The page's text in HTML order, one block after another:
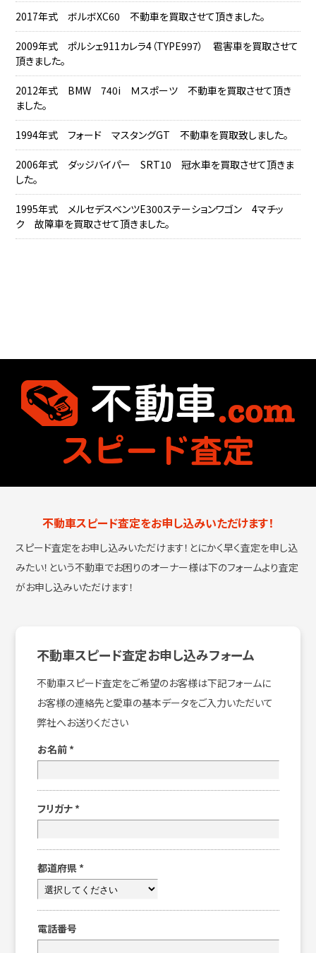
2017年式 ボルボXC60 不動車を買取させて頂きました。
2009年式 ポルシェ911カレラ4（TYPE997） 雹害車を買取させて
頂きました。
2012年式 BMW 740i Ｍスポーツ 不動車を買取させて頂き
ました。
1994年式 フォード マスタングGT 不動車を買取致しました。
2006年式 ダッジバイパー SRT10 冠水車を買取させて頂きま
した。
1995年式 メルセデスベンツE300ステーションワゴン 4マチッ
ク 故障車を買取させて頂きました。
不動車スピード査定をお申し込みいただけます！
スピード査定をお申し込みいただけます！とにかく早く査定を申し込
みたい！という不動車でお困りのオーナー様は下のフォームより査定
がお申し込みいただけます！
不動車スピード査定お申し込みフォーム
不動車スピード査定をご希望のお客様は下記フォームに
お客様の連絡先と愛車の基本データをご入力いただいて
弊社へお送りください
お名前 *
フリガナ *
都道府県 *
電話番号